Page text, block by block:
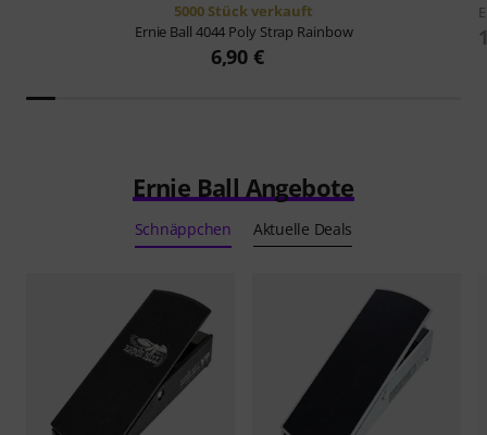
5000 Stück verkauft
Ernie Ball 4044 Poly Strap Rainbow
6,90 €
Ernie Ball Angebote
Schnäppchen Aktuelle Deals